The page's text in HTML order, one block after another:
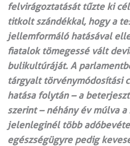
felvirágoztatását tűzte ki
titkolt szándékkal, hogy a
jellemformáló hatásával
fiatalok tömegessé vált
bulikultúráját. A
tárgyalt törvénymódosítási
hatása folytán – a
szerint – néhány év múlva
jelenleginél több
egészségügyre pedig